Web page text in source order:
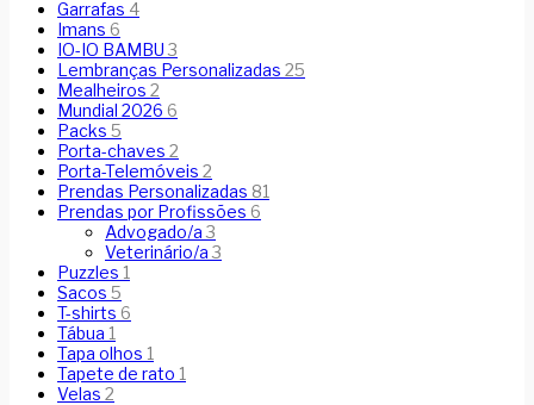
Garrafas 4
Imans 6
IO-IO BAMBU3
Lembranças Personalizadas 25
Mealheiros 2
Mundial 2026 6
Packs 5
Porta-chaves 2
Porta-Telemóveis 2
Prendas Personalizadas 81
Prendas por Profissões 6
Advogado/a3
Veterinário/a3
Puzzles 1
Sacos 5
T-shirts 6
Tábua 1
Tapa olhos 1
Tapete de rato 1
Velas 2